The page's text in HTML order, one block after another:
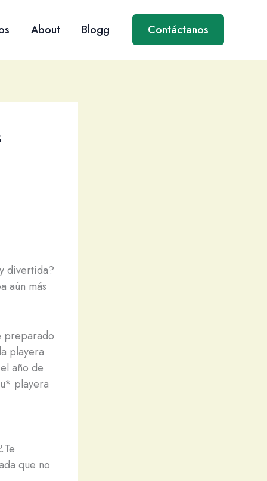
About Blogg Contáctanos
divertida?
aún más
preparado
playera
año de
playera
que no